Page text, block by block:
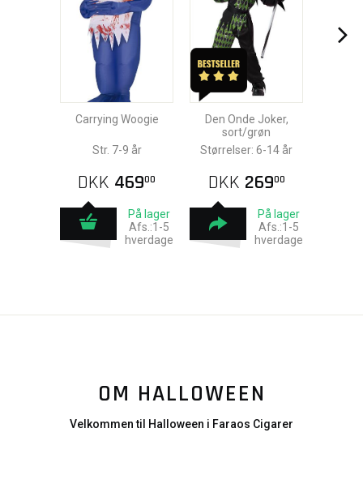
Carrying Woogie
Str. 7-9 år
DKK 46900
På lager
Afs.:1-5
hverdage
Den Onde Joker,
sort/grøn
Størrelser: 6-14 år
DKK 26900
På lager
Afs.:1-5
hverdage
OM HALLOWEEN
Velkommen til Halloween i Faraos Cigarer